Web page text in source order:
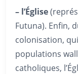
– l’Église
Futuna). Enfin,
colonisation,
populations
catholiques,